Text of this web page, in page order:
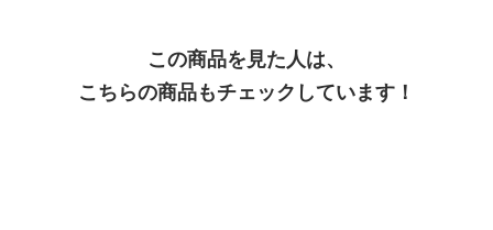
この商品を見た人は、
こちらの商品もチェックしています！